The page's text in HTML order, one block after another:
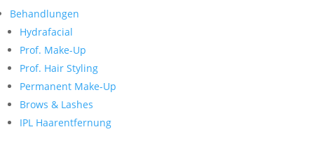
Behandlungen
Hydrafacial
Prof. Make-Up
Prof. Hair Styling
Permanent Make-Up
Brows & Lashes
IPL Haarentfernung
nach:
Neueste Kommentare
Archiv
Kategorien
Keine Kategorien
Meta
Anmelden
Feed der Einträge